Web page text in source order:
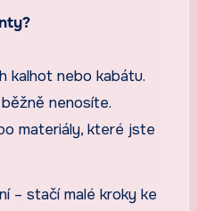
kalhot nebo kabátu.
nenosíte.
materiály, které jste
– stačí malé kroky ke